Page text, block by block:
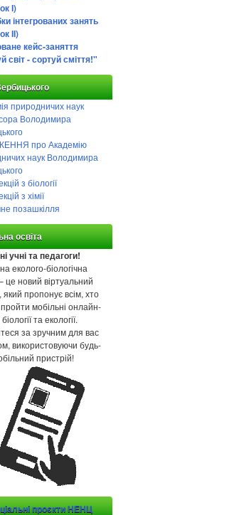
І)
інтегрованих занять
ІІ)
кейс-заняття
світ - сортуй сміття!"
природничих наук
Володимира
про Академію
наук Володимира
з біології
з хімії
позашкілля
освіта
учні та педагоги!
еколого-біологічна
це новий віртуальний
який пропонує всім, хто
мобільні онлайн-
та екології.
за зручним для вас
використовуючи будь-
пристрій!
проєкти НЕНЦ